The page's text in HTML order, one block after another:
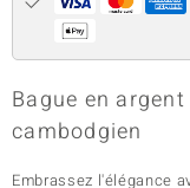
Bague en
cambodgien
Embrassez l'élégance